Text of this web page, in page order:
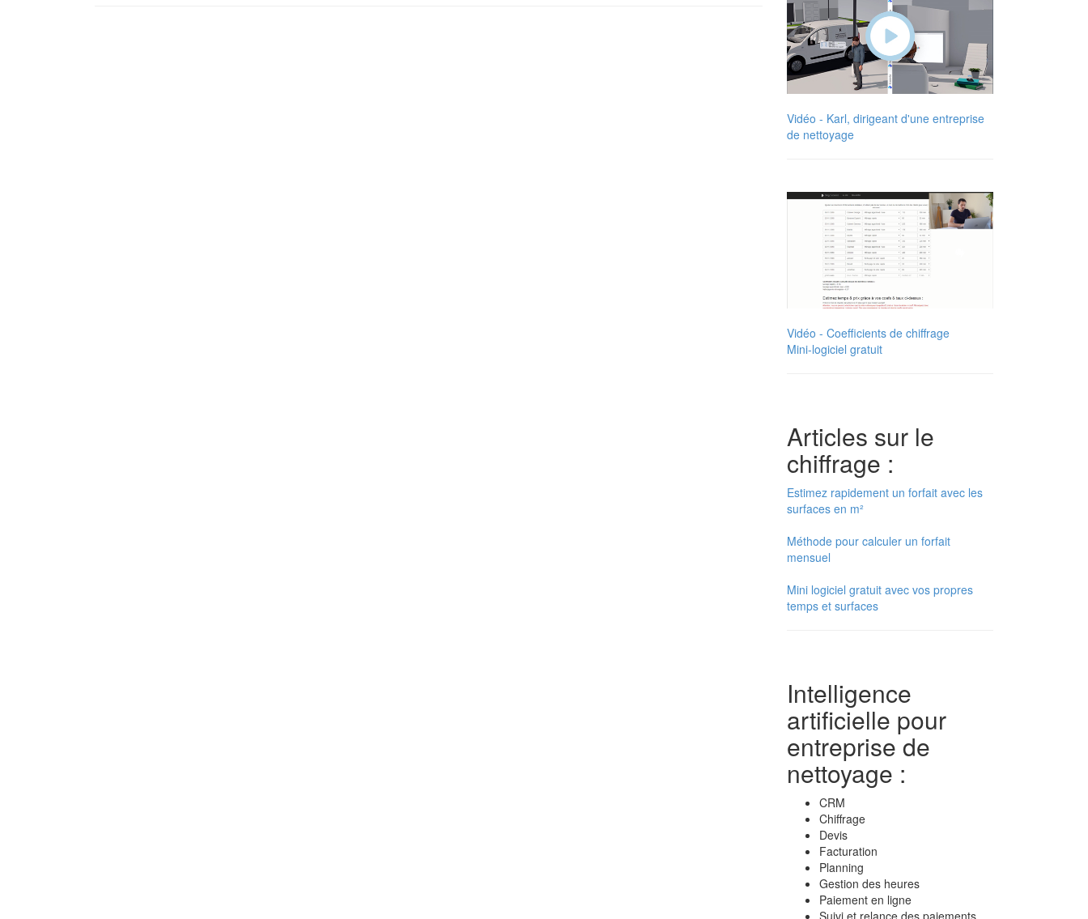
Vidéo - Karl, dirigeant d'une entreprise
de nettoyage
Vidéo - Coefficients de chiffrage
Mini-logiciel gratuit
Articles sur le
chiffrage :
Estimez rapidement un forfait avec les
surfaces en m²
Méthode pour calculer un forfait
mensuel
Mini logiciel gratuit avec vos propres
temps et surfaces
Intelligence
artificielle pour
entreprise de
nettoyage :
CRM
Chiffrage
Devis
Facturation
Planning
Gestion des heures
Paiement en ligne
Suivi et relance des paiements